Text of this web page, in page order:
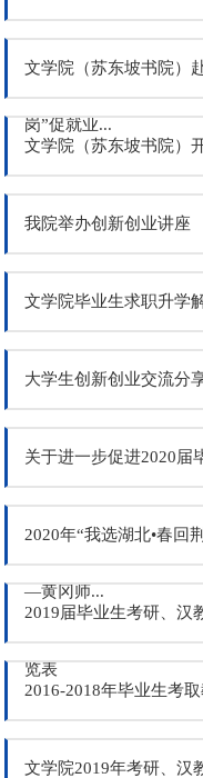
文学院（苏东坡书院）
岗”促就业...
文学院（苏东坡书院）
我院举办创新创业讲座
文学院毕业生求职升学
大学生创新创业交流分
关于进一步促进2020届
2020年“我选湖北•春回
—黄冈师...
2019届毕业生考研、汉
览表
2016-2018年毕业生考
文学院2019年考研、汉